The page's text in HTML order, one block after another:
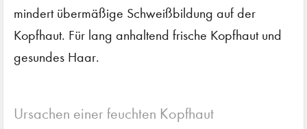
mindert übermäßige Schweißbildung auf der
Kopfhaut. Für lang anhaltend frische Kopfhaut und
gesundes Haar.
Ursachen einer feuchten Kopfhaut